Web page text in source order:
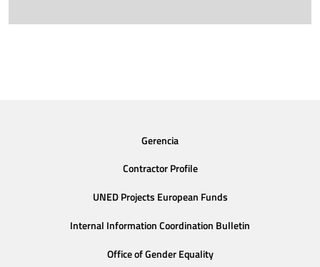
Gerencia
Contractor Profile
UNED Projects European Funds
Internal Information Coordination Bulletin
Office of Gender Equality